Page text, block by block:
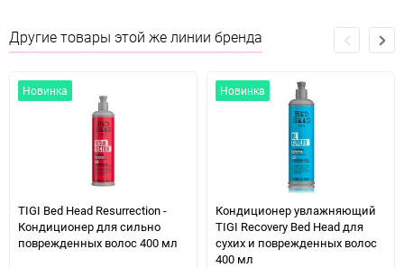
Другие товары этой же линии бренда
Новинка
TIGI Bed Head Resurrection -
Кондиционер для сильно
поврежденных волос 400 мл
Новинка
Кондиционер увлажняющий
TIGI Recovery Bed Head для
сухих и поврежденных волос
400 мл